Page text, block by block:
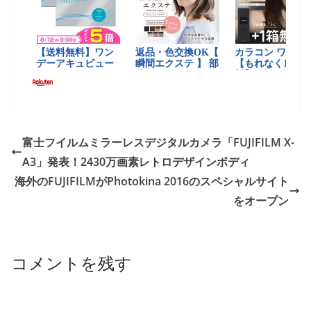
富士フイルムミラーレスデジタルカメラ「FUJIFILM X-
A3」発表！2430万画素レトロデザインボディ
海外のFUJIFILMがPhotokina 2016のスペシャルサイト
をオープン
コメントを残す